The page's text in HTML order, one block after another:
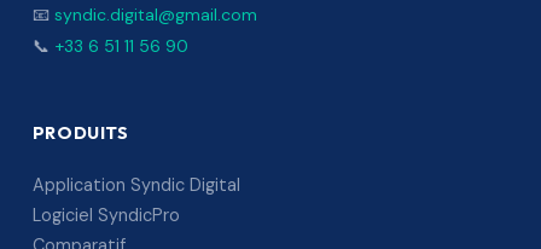
📧 syndic.digital@gmail.com
📞 +33 6 51 11 56 90
PRODUITS
Application Syndic Digital
Logiciel SyndicPro